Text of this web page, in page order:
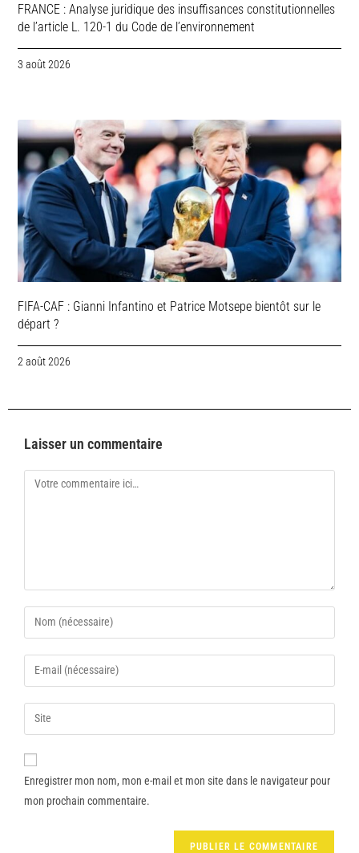
FRANCE : Analyse juridique des insuffisances constitutionnelles
de l’article L. 120-1 du Code de l’environnement
3 août 2026
FIFA-CAF : Gianni Infantino et Patrice Motsepe bientôt sur le
départ ?
2 août 2026
Laisser un commentaire
Enregistrer mon nom, mon e-mail et mon site dans le navigateur pour
mon prochain commentaire.